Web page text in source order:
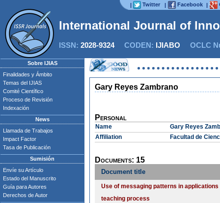
| Twitter | Facebook |
International Journal of
ISSN: 2028-9324CODEN: IJIABO OCLC
Sobre IJIAS
Finalidades y Ámbito
Temas del IJIAS
Comité Científico
Proceso de Revisión
Indexación
News
Llamada de Trabajos
Impact Factor
Tasa de Publicación
Sumisión
Envíe su Artículo
Estado del Manuscrito
Guía para Autores
Derechos de Autor
Gary Reyes Zambrano
Personal
Name
Gary Reyes
Affiliation
Facultad de
Documents: 15
Document title
Use of messaging patterns in
teaching process